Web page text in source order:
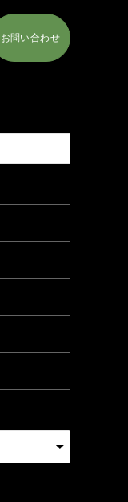
お問い合わせ